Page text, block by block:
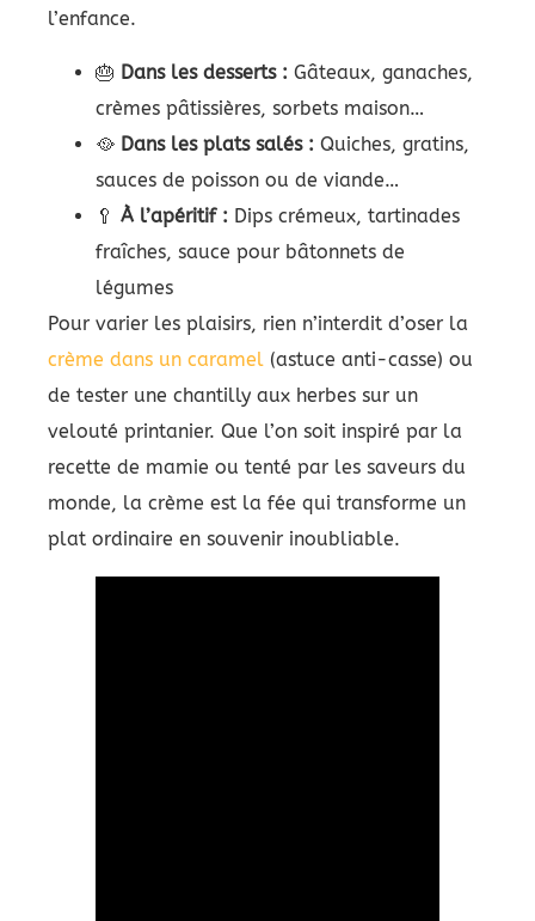
l’enfance.
🎂 Dans les desserts : Gâteaux, ganaches,
crèmes pâtissières, sorbets maison…
🥘 Dans les plats salés : Quiches, gratins,
sauces de poisson ou de viande…
🥄 À l’apéritif : Dips crémeux, tartinades
fraîches, sauce pour bâtonnets de
légumes
Pour varier les plaisirs, rien n’interdit d’oser la
crème dans un caramel (astuce anti-casse) ou
de tester une chantilly aux herbes sur un
velouté printanier. Que l’on soit inspiré par la
recette de mamie ou tenté par les saveurs du
monde, la crème est la fée qui transforme un
plat ordinaire en souvenir inoubliable.